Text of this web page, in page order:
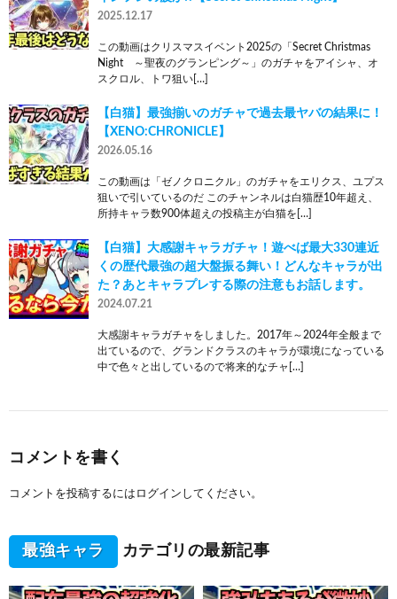
2025.12.17
この動画はクリスマスイベント2025の「Secret Christmas
Night ～聖夜のグランピング～」のガチャをアイシャ、オ
スクロル、トワ狙い[…]
【白猫】最強揃いのガチャで過去最ヤバの結果に！
【XENO:CHRONICLE】
2026.05.16
この動画は「ゼノクロニクル」のガチャをエリクス、ユプス
狙いで引いているのだ このチャンネルは白猫歴10年超え、
所持キャラ数900体超えの投稿主が白猫を[…]
【白猫】大感謝キャラガチャ！遊べば最大330連近
くの歴代最強の超大盤振る舞い！どんなキャラが出
た？あとキャラプレする際の注意もお話します。
2024.07.21
大感謝キャラガチャをしました。2017年～2024年全般まで
出ているので、グランドクラスのキャラが環境になっている
中で色々と出しているので将来的なチャ[…]
コメントを書く
コメントを投稿するには ログイン してください。
最強キャラ カテゴリの最新記事